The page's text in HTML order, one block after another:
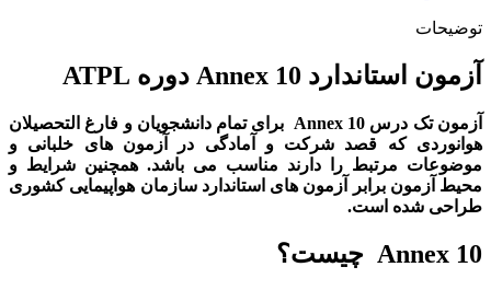
توضیحات
آزمون استاندارد Annex 10 دوره ATPL
آزمونتک درس Annex 10 برای تمام دانشجویان و فارغ التحصیلان
هوانوردی که قصد شرکت و آمادگی در آزمون های خلبانی و
موضوعات مرتبط را دارند مناسب می باشد. همچنین شرایط و
محیط آزمون برابر آزمون های استاندارد سازمان هواپیمایی کشوری
طراحی شده است.
Annex 10 چیست؟